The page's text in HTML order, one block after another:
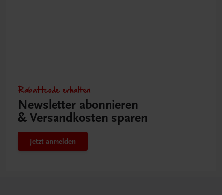
Rabattcode erhalten
Newsletter abonnieren
& Versandkosten sparen
Jetzt anmelden